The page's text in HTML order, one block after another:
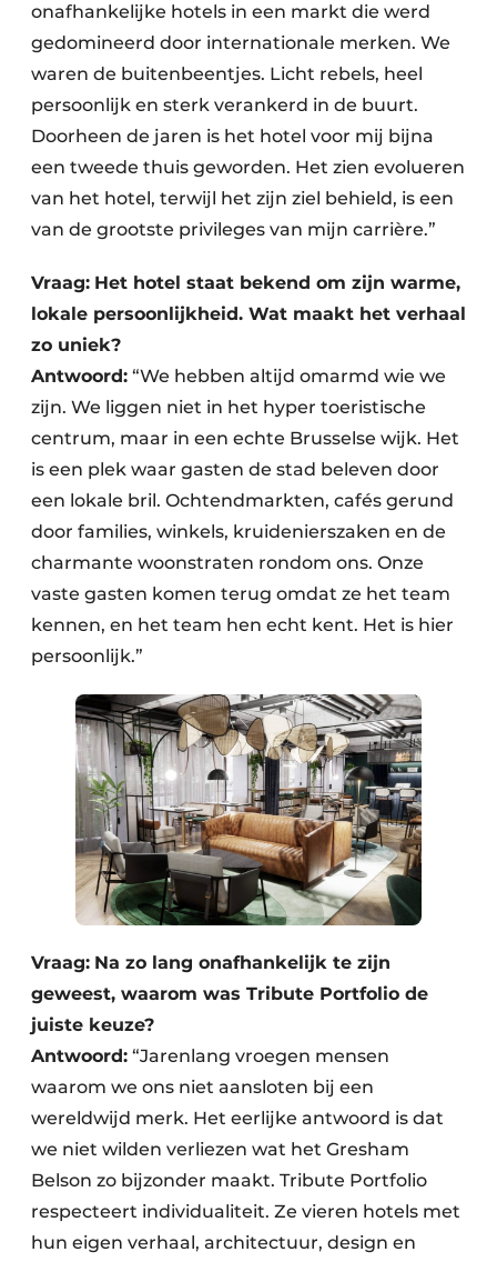
onafhankelijke hotels in een markt die werd
gedomineerd door internationale merken. We
waren de buitenbeentjes. Licht rebels, heel
persoonlijk en sterk verankerd in de buurt.
Doorheen de jaren is het hotel voor mij bijna
een tweede thuis geworden. Het zien evolueren
van het hotel, terwijl het zijn ziel behield, is een
van de grootste privileges van mijn carrière.”
Vraag: Het hotel staat bekend om zijn warme,
lokale persoonlijkheid. Wat maakt het verhaal
zo uniek?
Antwoord: “We hebben altijd omarmd wie we
zijn. We liggen niet in het hyper toeristische
centrum, maar in een echte Brusselse wijk. Het
is een plek waar gasten de stad beleven door
een lokale bril. Ochtendmarkten, cafés gerund
door families, winkels, kruidenierszaken en de
charmante woonstraten rondom ons. Onze
vaste gasten komen terug omdat ze het team
kennen, en het team hen echt kent. Het is hier
persoonlijk.”
Vraag: Na zo lang onafhankelijk te zijn
geweest, waarom was Tribute Portfolio de
juiste keuze?
Antwoord: “Jarenlang vroegen mensen
waarom we ons niet aansloten bij een
wereldwijd merk. Het eerlijke antwoord is dat
we niet wilden verliezen wat het Gresham
Belson zo bijzonder maakt. Tribute Portfolio
respecteert individualiteit. Ze vieren hotels met
hun eigen verhaal, architectuur, design en